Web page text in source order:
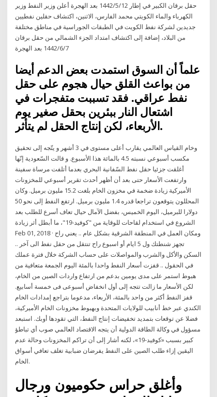
حقل برقان الكبير في إطار 12‏‏/5‏‏/1442 بعد الهجرة أعلن وزير النفط وزير
الكهرباء والماء الكويتي محمد الفارس، الاثنين، اكتشاف حقلين نفطيين
جديدين لشركة نفط الكويت في الطبقات الجوراسية في مناطق مختلفة
من البلاد، إضافة إلى اكتشاف امتداد الجزء الشمالي من حقل برقان
7‏‏/6‏‏/1442 بعد الهجرة
علماً أن السوق استمدت بعض الدعم أيضا
من بواعث القلق حيال هجوم على حقل
نفط عراقي. فقد تسببت متفجرات في
اشتعال النار ببئرين بحقل صغير يوم
الأربعاء، لكن إنتاج الحقل لم يتأثر.
وخام القياس العالمي يقارب أعلى مستوى في 3 أشهر و يتّجه إلى تحقيق
مكسب أسبوعي نسبته 4.5 بالمائة هذا الأسبوع. و قالت السّعودية إنّها
أغلقت جزئيا حقل نفط السّفانية البحري بعدما أتلفت مرساة سفينة
وارتفعت الأسعار حتى بعد أن أظهر أحدث تقرير أسبوعي للمخزونات
الأميركية زيادة ضخمة في مخزون الخام بلغت 15.2 مليون برميل. وكان
المحللون يتوقعون تراجعا قدره 1.4 مليون برميل. ارتفع النفط إلى نحو 50
دولارا للبرميل، اليوم الخميس، بفضل الآمال حيال تعاف أسرع للطلب بعد
الشروع في استخدام لقاحات للوقاية من "كوفيد-19"، ما أبطل أثر زيادة
Feb 01, 2018 · ومكان العمل في المنطقة الشرقية بشكل عام .. يعني راح
تجهز شنطتك ول 5 ايام أو اسبوع راح تنتقل من حقل نفط الى آخر ..
السكن والأكل والشرب والمواصلات على حساب الشركة خلال فترة عملك
في الحقول .. قفزت أسعار النفط واحدا بالمئة اليوم الجمعة متعافية من
هبوط استمر على مدى يومين بدعم من ارتفاع واردات الصين من الخام،
لكن الأسعار ما زالت تتجه إلى أول انخفاض أسبوعى فى خمسة أسابيع.
قفز النفط أكثر من واحد بالمئة، الأربعاء، مدعوما بتراجع إمدادات الخام
الكندي عبر خط أنابيب للولايات المتحدة وبهبوط مخزونات الخام الأميركية،
فضلا عن توقعات بتمديد تخفيضات إنتاج النفط، التي تقودها أوبك. استبعد
مسؤول في وكالة الطاقة الدولية أن يتجه الاقتصاد العالمي صوب أي تباطؤ
كبير بسبب «كوفيد-19»، لكنه أشار إلى أن تراكم المخزونات وحالة عدم
اليقين إزاء طلب الصين على النفط يفرضان ضبابية تغلف تعافي أسواق
الخام.
وأغلق حراس حكوميون ورجال